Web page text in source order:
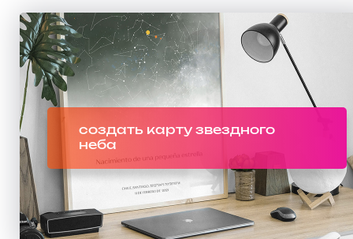
создать карту звездного
неба